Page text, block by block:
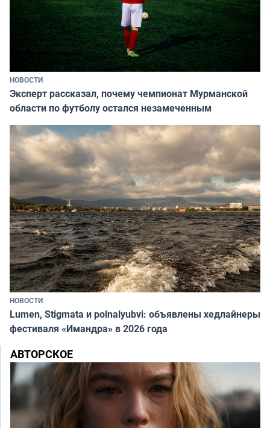
НОВОСТИ
Эксперт рассказал, почему чемпионат Мурманской
области по футболу остался незамеченным
НОВОСТИ
Lumen, Stigmata и polnalyubvi: объявлены хедлайнеры
фестиваля «Имандра» в 2026 года
АВТОРСКОЕ